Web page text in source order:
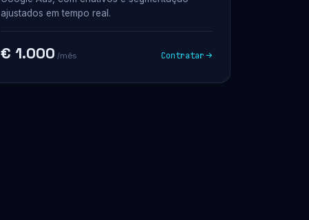
ajustados em tempo real.
€ 1.000 /mês Contratar